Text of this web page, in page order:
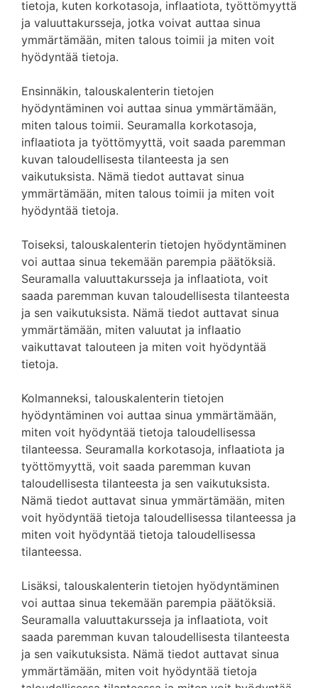
tietoja, kuten korkotasoja, inflaatiota, työttömyyttä
ja valuuttakursseja, jotka voivat auttaa sinua
ymmärtämään, miten talous toimii ja miten voit
hyödyntää tietoja.
Ensinnäkin, talouskalenterin tietojen
hyödyntäminen voi auttaa sinua ymmärtämään,
miten talous toimii. Seuramalla korkotasoja,
inflaatiota ja työttömyyttä, voit saada paremman
kuvan taloudellisesta tilanteesta ja sen
vaikutuksista. Nämä tiedot auttavat sinua
ymmärtämään, miten talous toimii ja miten voit
hyödyntää tietoja.
Toiseksi, talouskalenterin tietojen hyödyntäminen
voi auttaa sinua tekemään parempia päätöksiä.
Seuramalla valuuttakursseja ja inflaatiota, voit
saada paremman kuvan taloudellisesta tilanteesta
ja sen vaikutuksista. Nämä tiedot auttavat sinua
ymmärtämään, miten valuutat ja inflaatio
vaikuttavat talouteen ja miten voit hyödyntää
tietoja.
Kolmanneksi, talouskalenterin tietojen
hyödyntäminen voi auttaa sinua ymmärtämään,
miten voit hyödyntää tietoja taloudellisessa
tilanteessa. Seuramalla korkotasoja, inflaatiota ja
työttömyyttä, voit saada paremman kuvan
taloudellisesta tilanteesta ja sen vaikutuksista.
Nämä tiedot auttavat sinua ymmärtämään, miten
voit hyödyntää tietoja taloudellisessa tilanteessa ja
miten voit hyödyntää tietoja taloudellisessa
tilanteessa.
Lisäksi, talouskalenterin tietojen hyödyntäminen
voi auttaa sinua tekemään parempia päätöksiä.
Seuramalla valuuttakursseja ja inflaatiota, voit
saada paremman kuvan taloudellisesta tilanteesta
ja sen vaikutuksista. Nämä tiedot auttavat sinua
ymmärtämään, miten voit hyödyntää tietoja